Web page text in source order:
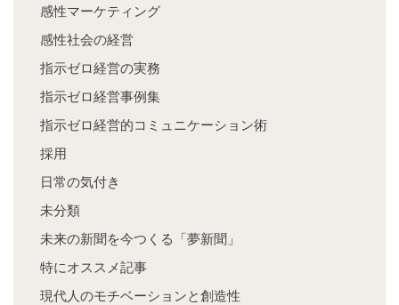
感性マーケティング
感性社会の経営
指示ゼロ経営の実務
指示ゼロ経営事例集
指示ゼロ経営的コミュニケーション術
採用
日常の気付き
未分類
未来の新聞を今つくる「夢新聞」
特にオススメ記事
現代人のモチベーションと創造性